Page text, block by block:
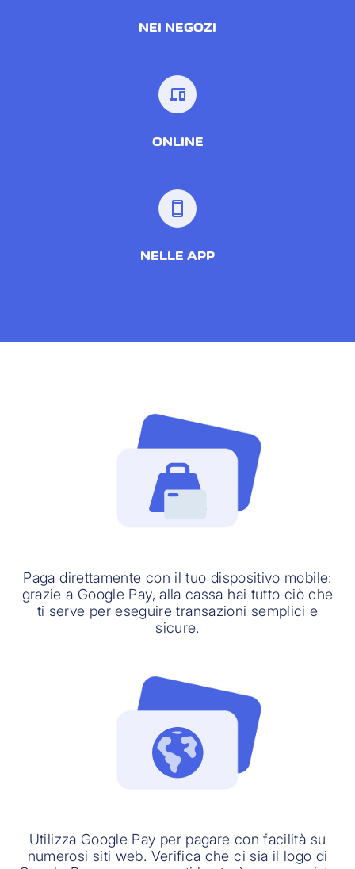
NEI NEGOZI
devices
ONLINE
smartphone
NELLE APP
Paga direttamente con il tuo dispositivo mobile:
grazie a Google Pay, alla cassa hai tutto ciò che
ti serve per eseguire transazioni semplici e
sicure.
Utilizza Google Pay per pagare con facilità su
numerosi siti web. Verifica che ci sia il logo di